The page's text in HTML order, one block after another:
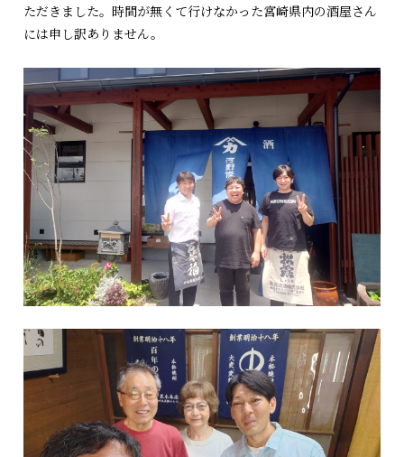
ただきました。時間が無くて行けなかった宮崎県内の酒屋さん
には申し訳ありません。